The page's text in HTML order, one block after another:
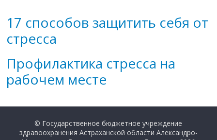
17 способов защитить себя от
стресса
Профилактика стресса на
рабочем месте
© Государственное бюджетное учреждение
здравоохранения Астраханской области Александро-